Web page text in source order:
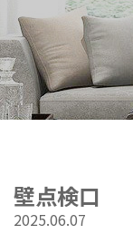
壁点検口
2025.06.07